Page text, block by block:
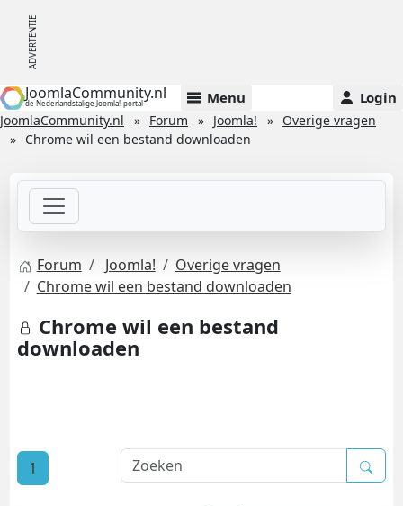
JoomlaCommunity.nl
de Nederlandstalige Joomla!-portal Menu Login
JoomlaCommunity.nl Forum Joomla!
Overige vragen
Chrome wil een bestand downloaden
Forum Joomla!
Overige vragen
Chrome wil een bestand downloaden
Chrome wil een bestand
downloaden
1